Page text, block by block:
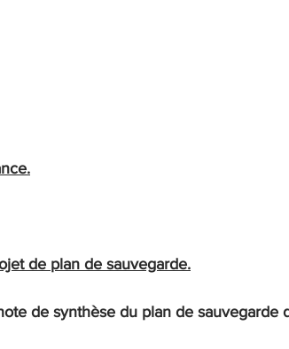
de plan de sauvegarde.
de synthèse du plan de sauvegarde